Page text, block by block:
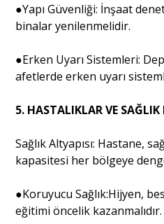
●Yapı Güvenliği: İnşaat
binalar yenilenmelidir.
●Erken Uyarı Sistemleri:
afetlerde erken uyarı
5. HASTALIKLAR VE SAĞLIK
Sağlık Altyapısı: Hastane,
kapasitesi her bölgeye
●Koruyucu Sağlık:Hijyen,
eğitimi öncelik kazanmalıdır.